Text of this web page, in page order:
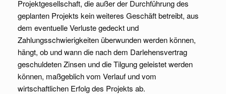
Projektgesellschaft, die außer der Durchführung des
geplanten Projekts kein weiteres Geschäft betreibt, aus
dem eventuelle Verluste gedeckt und
Zahlungsschwierigkeiten überwunden werden können,
hängt, ob und wann die nach dem Darlehensvertrag
geschuldeten Zinsen und die Tilgung geleistet werden
können, maßgeblich vom Verlauf und vom
wirtschaftlichen Erfolg des Projekts ab.